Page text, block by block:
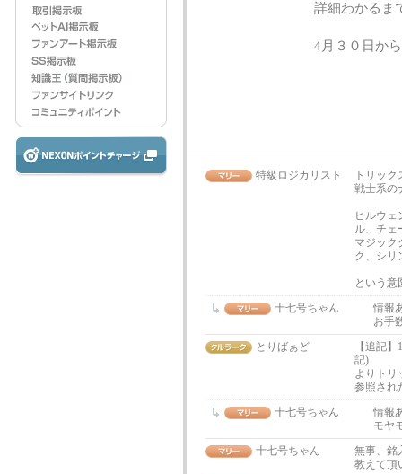
詳細わかるま
4月３０日か
特級ロジカリスト
トリッ
戦士系の
ヒルウェ
ル、チェ
マジック
ク、シリ
という
十七号ちゃん
情報
お手
とりばぁど
【追記
記)
よりトリ
参照され
十七号ちゃん
情報
モヤ
十七号ちゃん
無事、銘
教えて頂